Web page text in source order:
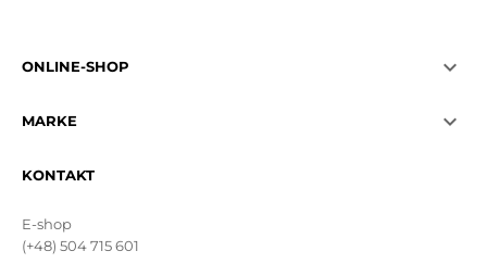
ONLINE-SHOP 
MARKE 
KONTAKT
E-shop
(+48) 504 715 601